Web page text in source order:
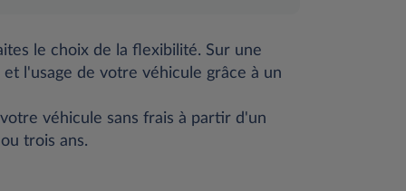
le choix de la flexibilité. Sur une
l'usage de votre véhicule grâce à un
véhicule sans frais à partir d'un
trois ans.